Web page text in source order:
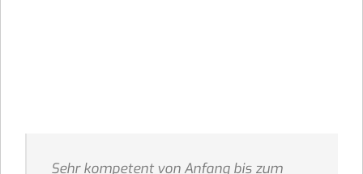
Sehr kompetent von Anfang bis zum